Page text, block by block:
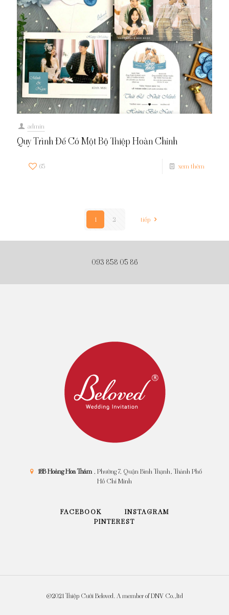
admin
Quy Trình Để Có Một Bộ Thiệp Hoàn Chỉnh
65 xem thêm
1 2 tiếp
093 858 05 86
18B Hoàng Hoa Thám, Phường 7, Quận Bình Thạnh, Thành Phố
Hồ Chí Minh
FACEBOOK
INSTAGRAM
PINTEREST
@2021 Thiệp Cưới Beloved. A member of DNV Co.,ltd